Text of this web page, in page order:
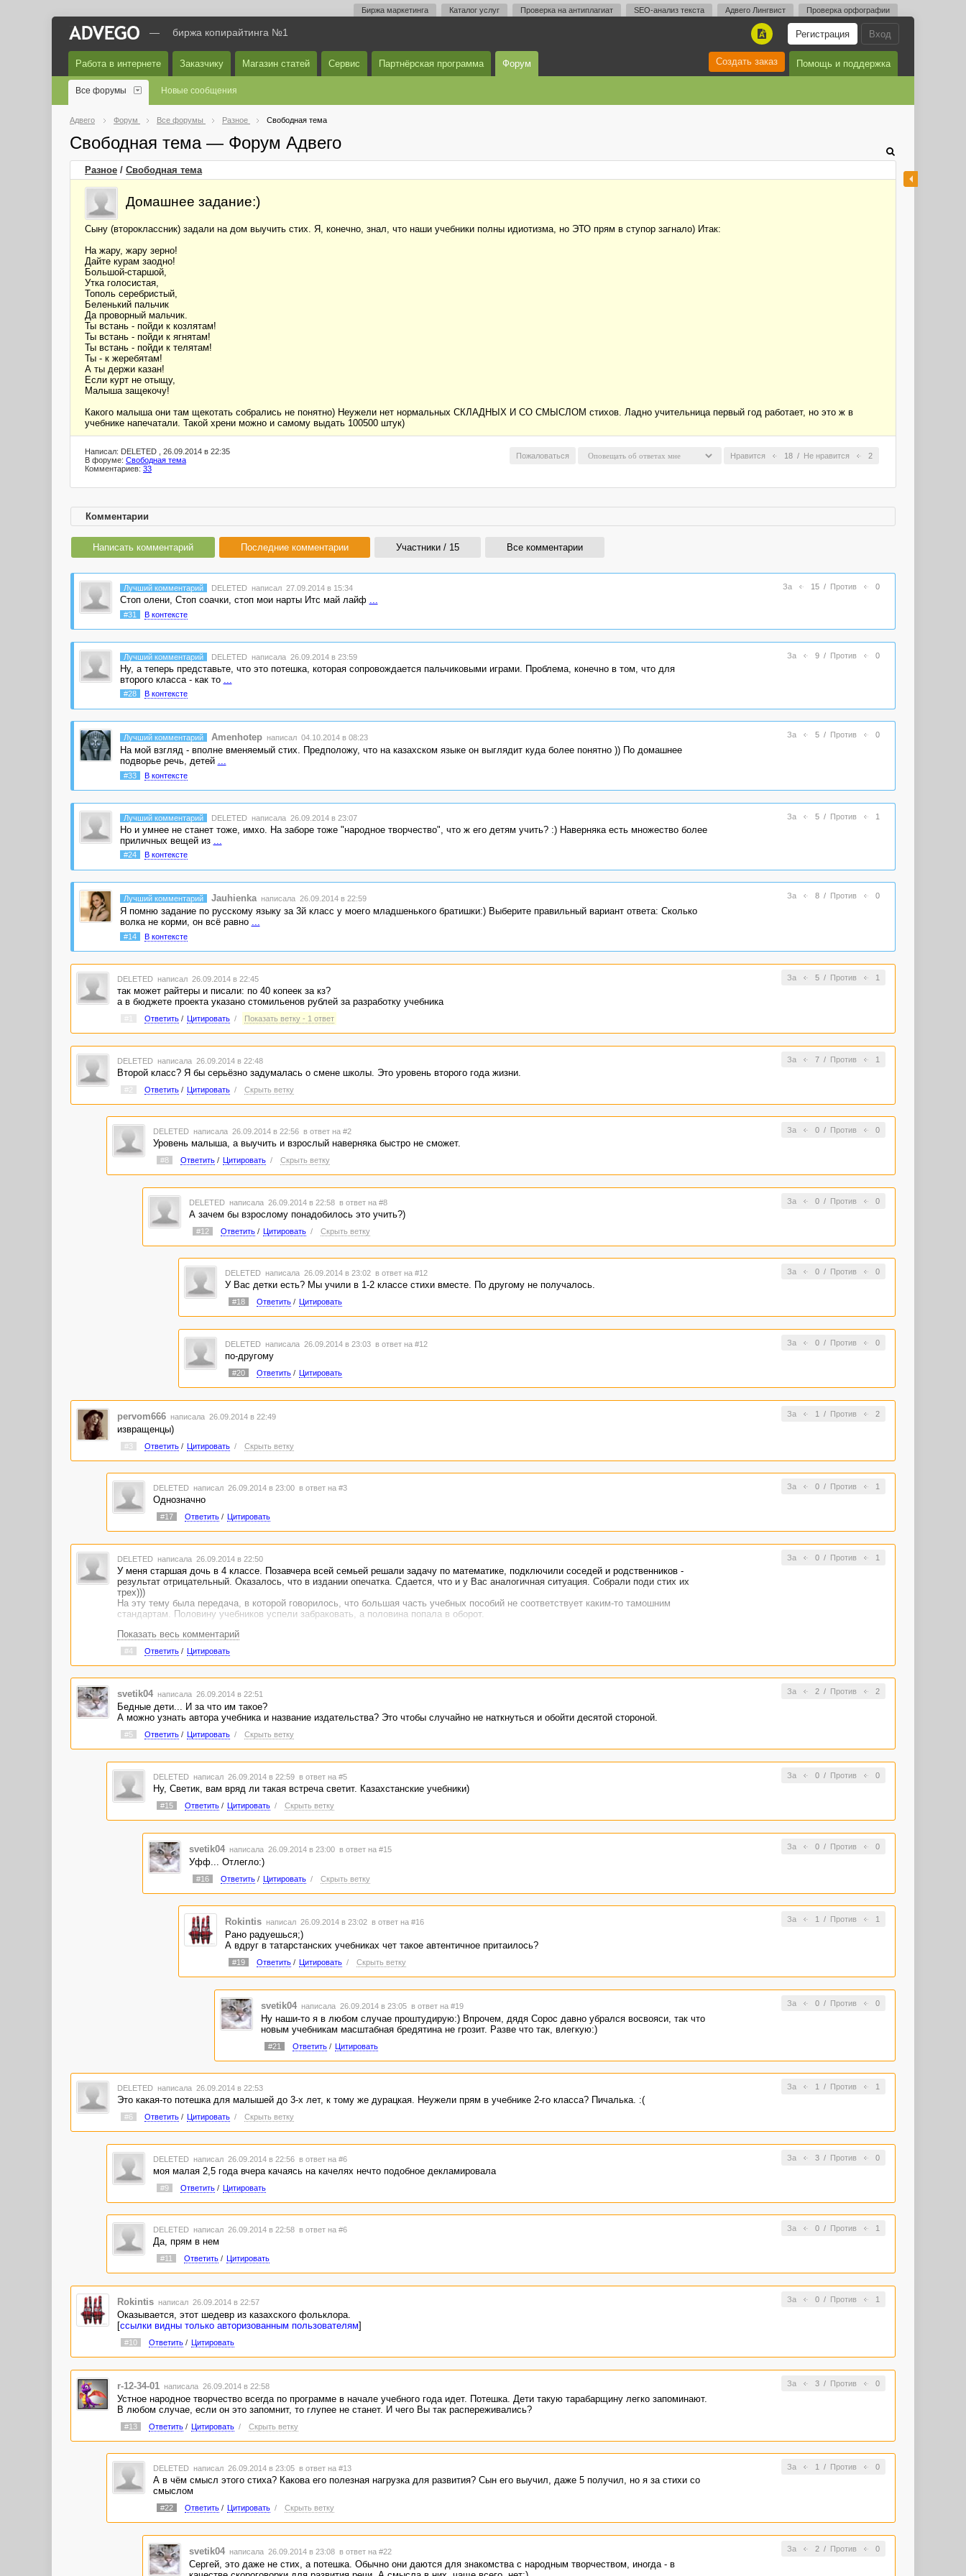
Биржа маркетинга Каталог услуг Проверка на антиплагиат SEO-анализ текста Адвего Лингвист Проверка орфографии
Вход
Регистрация
A
— биржа копирайтинга №1
Работа в интернете Заказчику Магазин статей Сервис Партнёрская программа Форум Помощь и поддержка
Создать заказ
Все форумы Новые сообщения
Адвего Форум Все форумы Разное Свободная тема
Свободная тема — Форум Адвего
Разное / Свободная тема
Домашнее задание:)
Сыну (второклассник) задали на дом выучить стих. Я, конечно, знал, что наши учебники полны идиотизма, но ЭТО прям в ступор загнало) Итак:
На жару, жару зерно!
Дайте курам заодно!
Большой-старшой,
Утка голосистая,
Тополь серебристый,
Беленький пальчик
Да проворный мальчик.
Ты встань - пойди к козлятам!
Ты встань - пойди к ягнятам!
Ты встань - пойди к телятам!
Ты - к жеребятам!
А ты держи казан!
Если курт не отыщу,
Малыша защекочу!
Какого малыша они там щекотать собрались не понятно) Неужели нет нормальных СКЛАДНЫХ И СО СМЫСЛОМ стихов. Ладно учительница первый год работает, но это ж в
учебнике напечатали. Такой хрени можно и самому выдать 100500 штук)
Нравится 18 / Не нравится 2
Пожаловаться
Написал: DELETED , 26.09.2014 в 22:35
В форуме: Свободная тема
Комментариев: 33
Комментарии
Написать комментарий Последние комментарии Участники / 15 Все комментарии
За 15/ Против 0
Лучший комментарий DELETED написал 27.09.2014 в 15:34
Стоп олени, Стоп соачки, стоп мои нарты Итс май лайф ...
#31 В контексте
За 9/ Против 0
Лучший комментарий DELETED написала 26.09.2014 в 23:59
Ну, а теперь представьте, что это потешка, которая сопровождается пальчиковыми играми. Проблема, конечно в том, что для
второго класса - как то
#28 В контексте
За 5/ Против 0
Лучший комментарий Amenhotep написал 04.10.2014 в 08:23
На мой взгляд - вполне вменяемый стих. Предположу, что на казахском языке он выглядит куда более понятно )) По домашнее
подворье речь, детей ...
#33 В контексте
За 5/ Против 1
Лучший комментарий DELETED написала 26.09.2014 в 23:07
Но и умнее не станет тоже, имхо. На заборе тоже "народное творчество", что ж его детям учить? :) Наверняка есть множество более
приличных вещей из
#24 В контексте
За 8/ Против 0
Лучший комментарий Jauhienka написала 26.09.2014 в 22:59
Я помню задание по русскому языку за 3й класс у моего младшенького братишки:) Выберите правильный вариант ответа: Сколько
волка не корми, он всё равно ...
#14 В контексте
За 5/ Против 1
DELETED написал 26.09.2014 в 22:45
так может райтеры и писали: по 40 копеек за кз?
а в бюджете проекта указано стомильенов рублей за разработку учебника
Ответить/ Цитировать / Показать ветку - 1 ответ
За 7/ Против 1
DELETED написала 26.09.2014 в 22:48
Второй класс? Я бы серьёзно задумалась о смене школы. Это уровень второго года жизни.
#2 Ответить/ Цитировать / Скрыть ветку
За 0/ Против 0
DELETED написала 26.09.2014 в 22:56 в ответ на #2
Уровень малыша, а выучить и взрослый наверняка быстро не сможет.
#8 Ответить/ Цитировать / Скрыть ветку
За 0/ Против 0
DELETED написала 26.09.2014 в 22:58 в ответ на #8
А зачем бы взрослому понадобилось это учить?)
#12 Ответить/ Цитировать / Скрыть ветку
За 0/ Против 0
DELETED написала 26.09.2014 в 23:02 в ответ на #12
У Вас детки есть? Мы учили в 1-2 классе стихи вместе. По другому не получалось.
#18 Ответить/ Цитировать
За 0/ Против 0
DELETED написала 26.09.2014 в 23:03 в ответ на #12
по-другому
#20 Ответить/ Цитировать
За 1 / Против 2
pervom666 написала 26.09.2014 в 22:49
извращенцы)
#3 Ответить/ Цитировать / Скрыть ветку
За 0/ Против 1
DELETED написал 26.09.2014 в 23:00 в ответ на #3
Однозначно
#17 Ответить/ Цитировать
За 0/ Против 1
DELETED написала 26.09.2014 в 22:50
У меня старшая дочь в 4 классе. Позавчера всей семьей решали задачу по математике, подключили соседей и родственников -
результат отрицательный. Оказалось, что в издании опечатка. Сдается, что и у Вас аналогичная ситуация. Собрали поди стих их
трех)))
На эту тему была передача, в которой говорилось, что большая часть учебных пособий не соответствует каким-то тамошним
стандартам. Половину учебников успели забраковать, а половина попала в оборот.
Показать весь комментарий
#4 Ответить/ Цитировать
За 2/ Против 2
svetik04 написала 26.09.2014 в 22:51
Бедные дети... И за что им такое?
А можно узнать автора учебника и название издательства? Это чтобы случайно не наткнуться и обойти десятой стороной.
#5 Ответить/ Цитировать / Скрыть ветку
За 0/ Против 0
DELETED написал 26.09.2014 в 22:59 в ответ на #5
Ну, Светик, вам вряд ли такая встреча светит. Казахстанские учебники)
#15 Ответить/ Цитировать / Скрыть ветку
За 0/ Против 0
svetik04 написала 26.09.2014 в 23:00 в ответ на #15
Уфф... Отлегло:)
#16 Ответить/ Цитировать / Скрыть ветку
За 1 / Против 1
Rokintis написал 26.09.2014 в 23:02 в ответ на #16
Рано радуешься;)
А вдруг в татарстанских учебниках чет такое автентичное притаилось?
#19 Ответить/ Цитировать / Скрыть ветку
За 0/ Против 0
svetik04 написала 26.09.2014 в 23:05 в ответ на #19
Ну наши-то я в любом случае проштудирую:) Впрочем, дядя Сорос давно убрался восвояси, так что
новым учебникам масштабная бредятина не грозит. Разве что так, влегкую:)
#21 Ответить/ Цитировать
За 1 / Против 1
DELETED написала 26.09.2014 в 22:53
Это какая-то потешка для малышей до 3-х лет, к тому же дурацкая. Неужели прям в учебнике 2-го класса? Пичалька. :(
#6 Ответить/ Цитировать / Скрыть ветку
За 3/ Против 0
DELETED написал 26.09.2014 в 22:56 в ответ на #6
моя малая 2,5 года вчера качаясь на качелях нечто подобное декламировала
#9 Ответить/ Цитировать
За 0/ Против 1
DELETED написал 26.09.2014 в 22:58 в ответ на #6
Да, прям в нем
#11 Ответить/ Цитировать
За 0/ Против 1
Rokintis написал 26.09.2014 в 22:57
Оказывается, этот шедевр из казахского фольклора.
[ссылки видны только авторизованным пользователям]
#10 Ответить/ Цитировать
За 3/ Против 0
r-12-34-01 написала 26.09.2014 в 22:58
Устное народное творчество всегда по программе в начале учебного года идет. Потешка. Дети такую тарабарщину легко запоминают.
В любом случае, если он это запомнит, то глупее не станет. И чего Вы так распереживались?
#13 Ответить/ Цитировать / Скрыть ветку
За 1 / Против 0
DELETED написал 26.09.2014 в 23:05 в ответ на #13
А в чём смысл этого стиха? Какова его полезная нагрузка для развития? Сын его выучил, даже 5 получил, но я за стихи со
смыслом
#22 Ответить/ Цитировать / Скрыть ветку
За 2/ Против 0
svetik04 написала 26.09.2014 в 23:08 в ответ на #22
Сергей, это даже не стих, а потешка. Обычно они даются для знакомства с народным творчеством, иногда - в